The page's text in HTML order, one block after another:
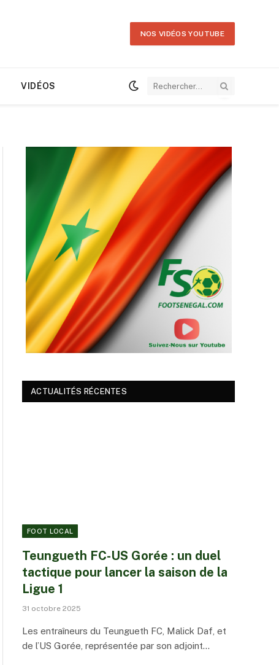
NOS VIDÉOS YOUTUBE
VIDÉOS
ACTUALITÉS RÉCENTES
FOOT LOCAL
Teungueth FC-US Gorée : un duel
tactique pour lancer la saison de la
Ligue 1
31 octobre 2025
Les entraîneurs du Teungueth FC, Malick Daf, et
de l’US Gorée, représentée par son adjoint…